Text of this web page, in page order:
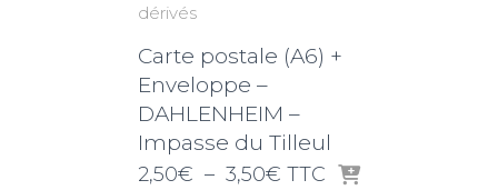
dérivés
Carte postale (A6) +
Enveloppe –
DAHLENHEIM –
Impasse du Tilleul
2,50€ – 3,50€ Plage
TTC